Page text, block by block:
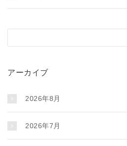
アーカイブ
2026年8月
2026年7月